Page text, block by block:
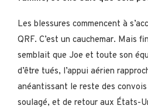
Les blessures commencent à
QRF. C’est un cauchemar. Mais
semblait que Joe et toute son
d’être tués, l’appui aérien
anéantissant le reste des
soulagé, et de retour aux États-